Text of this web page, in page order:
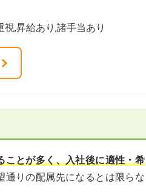
,昇給あり,諸手当あり
ことが多く、入社後に適性・希
通りの配属先になるとは限らな